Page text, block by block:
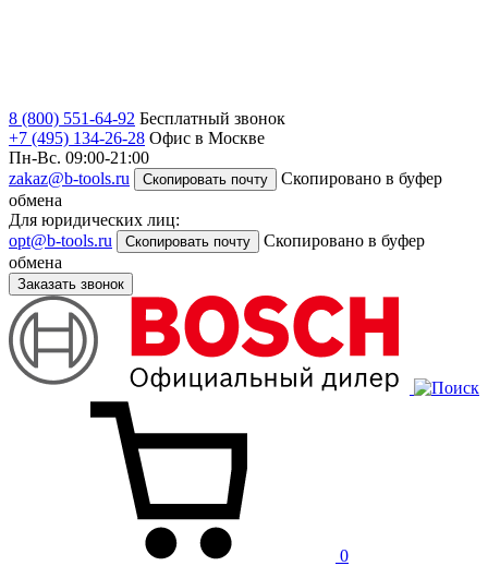
8 (800) 551-64-92 Бесплатный звонок
+7 (495) 134-26-28 Офис в Москве
Пн-Вс. 09:00-21:00
zakaz@b-tools.ru
Скопировать почту
Скопировано в буфер
обмена
Для юридических лиц:
opt@b-tools.ru
Скопировать почту
Скопировано в буфер
обмена
Заказать звонок
0